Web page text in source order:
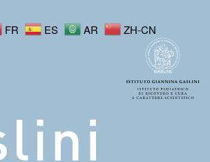
FR ES AR ZH-CN